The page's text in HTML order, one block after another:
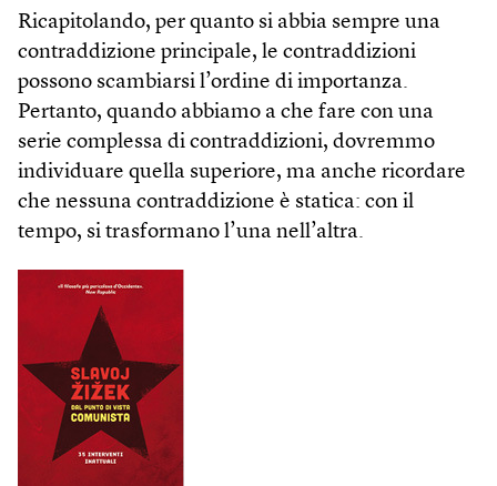
Ricapitolando, per quanto si abbia sempre una
contraddizione principale, le contraddizioni
possono scambiarsi l’ordine di importanza.
Pertanto, quando abbiamo a che fare con una
serie complessa di contraddizioni, dovremmo
individuare quella superiore, ma anche ricordare
che nessuna contraddizione è statica: con il
tempo, si trasformano l’una nell’altra.